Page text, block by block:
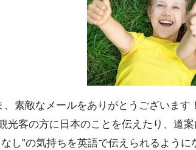
素敵なメールをありがとうございます
光客の方に日本のことを伝えたり、道案
なし”の気持ちを英語で伝えられるよう